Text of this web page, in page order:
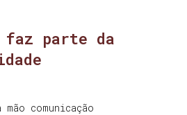
faz parte da
comunicação